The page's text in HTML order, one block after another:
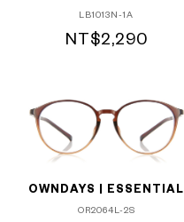
LB1013N-1A
NT$2,290
OWNDAYS | ESSENTIAL
OR2064L-2S